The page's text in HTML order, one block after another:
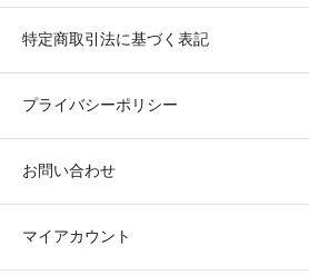
特定商取引法に基づく表記
プライバシーポリシー
お問い合わせ
マイアカウント